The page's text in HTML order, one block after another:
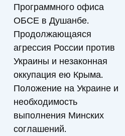
Программного офиса
ОБСЕ в Душанбе.
Продолжающаяся
агрессия России против
Украины и незаконная
оккупация ею Крыма.
Положение на Украине и
необходимость
выполнения Минских
соглашений.